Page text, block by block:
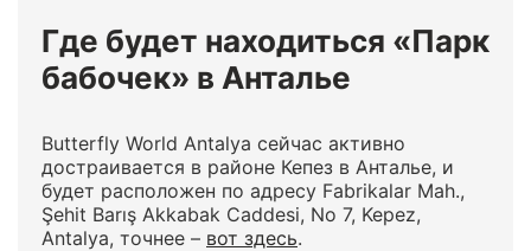
Где будет находиться «Парк
бабочек» в Анталье
Butterfly World Antalya сейчас активно
достраивается в районе Кепез в Анталье, и
будет расположен по адресу Fabrikalar Mah.,
Şehit Barış Akkabak Caddesi, No 7, Kepez,
Antalya, точнее – вот здесь.